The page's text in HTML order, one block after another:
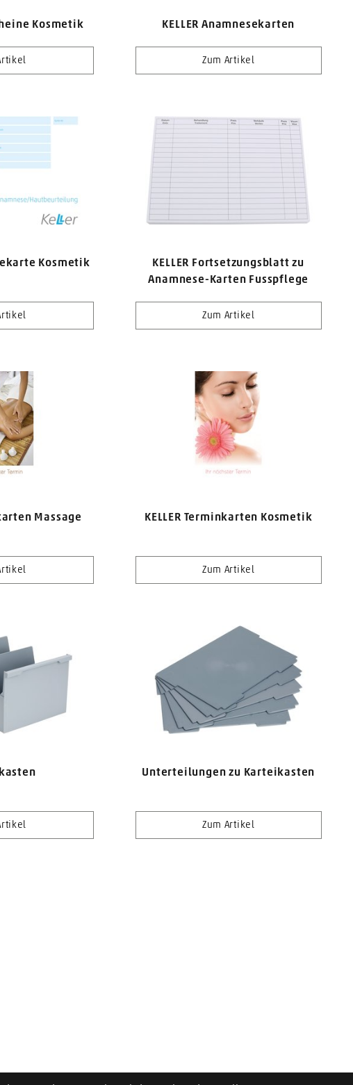
Kosmetik KELLER Anamnesekarten
Zum Artikel
Kosmetik
KELLER Fortsetzungsblatt zu
Anamnese-Karten Fusspflege
Zum Artikel
Massage KELLER Terminkarten Kosmetik
Zum Artikel
Unterteilungen zu Karteikasten
Zum Artikel